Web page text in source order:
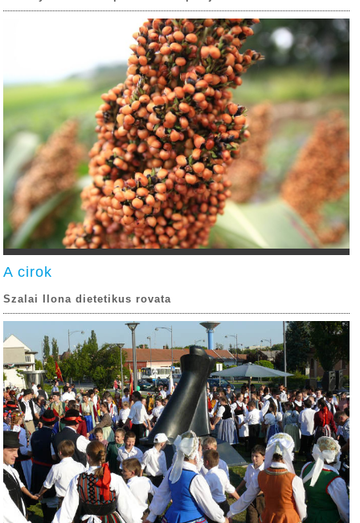
A cirok
Szalai Ilona dietetikus rovata